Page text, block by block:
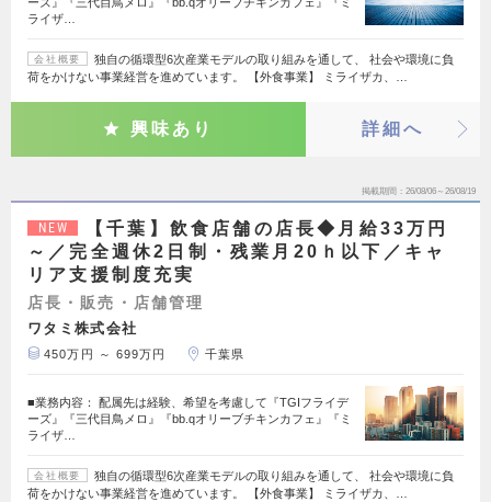
ライザ…
会社概要
独自の循環型6次産業モデルの取り組みを通して、 社会や環境に負
荷をかけない事業経営を進めています。 【外食事業】 ミライザカ、…
興味あり 詳細へ
掲載期間 26/08/06～26/08/19
NEW
【千葉】飲食店舗の店長◆月給33万円
～／完全週休2日制・残業月20ｈ以下／キャ
リア支援制度充実
店長・販売・店舗管理
ワタミ株式会社
450万円 ～ 699万円 千葉県
■業務内容： 配属先は経験、希望を考慮して『TGIフライデ
ーズ』『三代目鳥メロ』『bb.qオリーブチキンカフェ』『ミ
ライザ…
会社概要
独自の循環型6次産業モデルの取り組みを通して、 社会や環境に負
荷をかけない事業経営を進めています。 【外食事業】 ミライザカ、…